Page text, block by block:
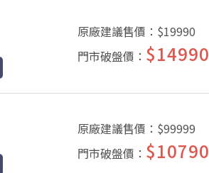
原廠建議售價： $19990
門市破盤價： $14990
原廠建議售價： $99999
門市破盤價： $10790